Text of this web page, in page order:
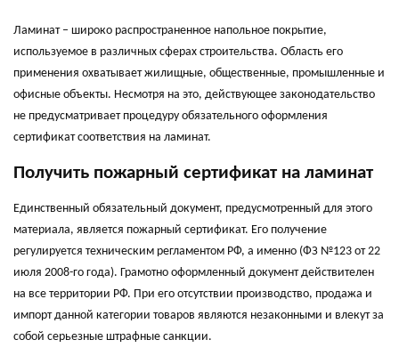
Ламинат – широко распространенное напольное покрытие,
используемое в различных сферах строительства. Область его
применения охватывает жилищные, общественные, промышленные и
офисные объекты. Несмотря на это, действующее законодательство
не предусматривает процедуру обязательного оформления
сертификат соответствия на ламинат.
Получить пожарный сертификат на ламинат
Единственный обязательный документ, предусмотренный для этого
материала, является пожарный сертификат. Его получение
регулируется техническим регламентом РФ, а именно (ФЗ №123 от 22
июля 2008-го года). Грамотно оформленный документ действителен
на все территории РФ. При его отсутствии производство, продажа и
импорт данной категории товаров являются незаконными и влекут за
собой серьезные штрафные санкции.